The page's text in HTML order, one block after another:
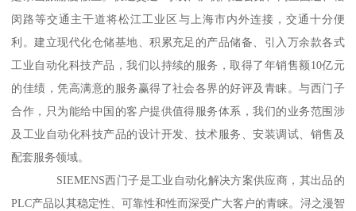
闵路等交通主干道将松江工业区与上海市内外连接，交通十分便
利。建立现代化仓储基地、积累充足的产品储备、引入万余款各式
工业自动化科技产品，我们以持续的服务，取得了年销售额10亿元
的佳绩，凭高满意的服务赢得了社会各界的好评及青睐。与西门子
合作，只为能给中国的客户提供值得服务体系，我们的业务范围涉
及工业自动化科技产品的设计开发、技术服务、安装调试、销售及
配套服务领域。
SIEMENS西门子是工业自动化解决方案供应商，其出品的
PLC产品以其稳定性、可靠性和性而深受广大客户的青睐。浔之漫智